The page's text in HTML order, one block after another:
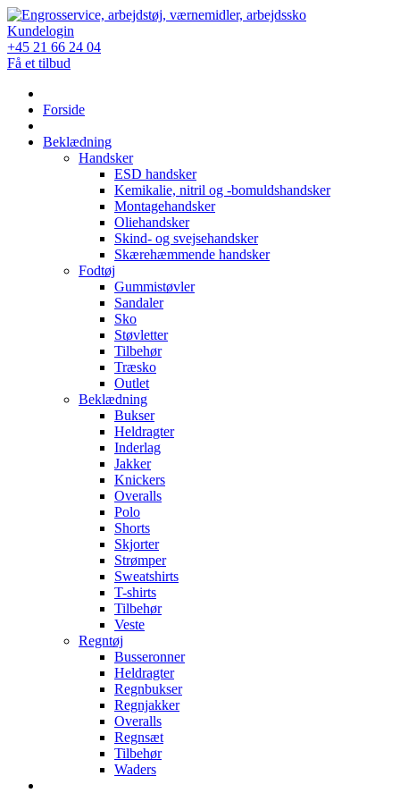
Skip
to
content
Kundelogin
+45 21 66 24 04
Få et tilbud
Forside
Beklædning
Handsker
ESD handsker
Kemikalie, nitril og -bomuldshandsker
Montagehandsker
Oliehandsker
Skind- og svejsehandsker
Skærehæmmende handsker
Fodtøj
Gummistøvler
Sandaler
Sko
Støvletter
Tilbehør
Træsko
Outlet
Beklædning
Bukser
Heldragter
Inderlag
Jakker
Knickers
Overalls
Polo
Shorts
Skjorter
Strømper
Sweatshirts
T-shirts
Tilbehør
Veste
Regntøj
Busseronner
Heldragter
Regnbukser
Regnjakker
Overalls
Regnsæt
Tilbehør
Waders